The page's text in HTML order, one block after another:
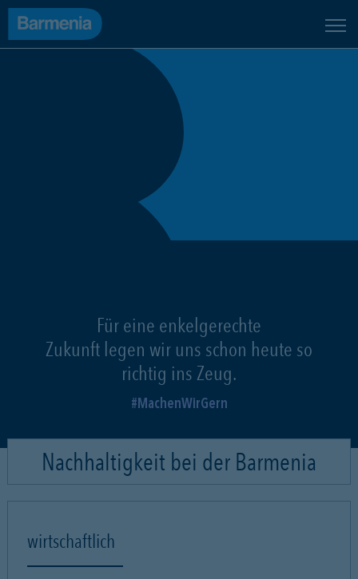
Für eine enkelgerechte
Zukunft legen wir uns schon heute so
richtig ins Zeug.
MachenWirGern
Nachhaltigkeit bei der Barmenia
wirtschaftlich